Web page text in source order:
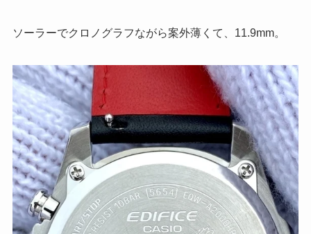
ソーラーでクロノグラフながら案外薄くて、11.9mm。